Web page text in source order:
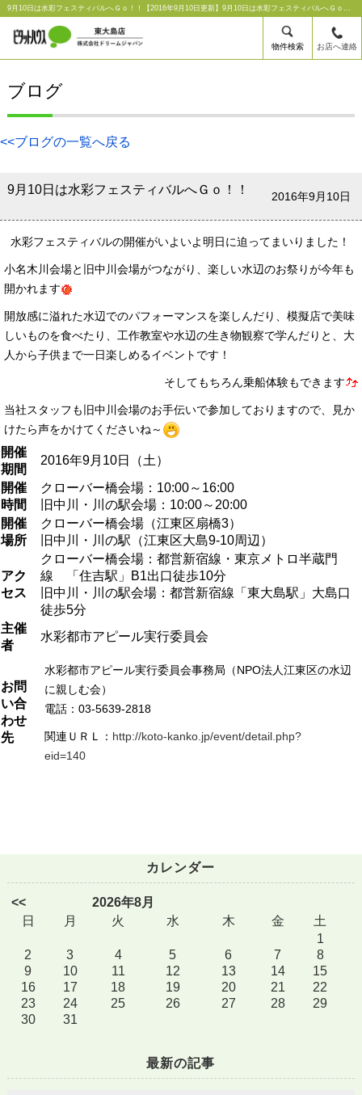
9月10日は水彩フェスティバルへＧｏ！！【2016年9月10日更新】9月10日は水彩フェスティバルへＧｏ！！｜ピタットハウス東大島店【株式会社ドリームジャパン】
物件検索 お店へ連絡
ブログ
<<ブログの一覧へ戻る
9月10日は水彩フェスティバルへＧｏ！！ 2016年9月10日
水彩フェスティバルの開催がいよいよ明日に迫ってまいりました！
小名木川会場と旧中川会場がつながり、楽しい水辺のお祭りが今年も
開かれます
開放感に溢れた水辺でのパフォーマンスを楽しんだり、模擬店で美味
しいものを食べたり、工作教室や水辺の生き物観察で学んだりと、大
人から子供まで一日楽しめるイベントです！
そしてもちろん乗船体験もできます
当社スタッフも旧中川会場のお手伝いで参加しておりますので、見か
けたら声をかけてくださいね～
開催
期間
2016年9月10日（土）
開催
時間
クローバー橋会場：10:00～16:00
旧中川・川の駅会場：10:00～20:00
開催
場所
クローバー橋会場（江東区扇橋3）
旧中川・川の駅（江東区大島9-10周辺）
アク
セス
クローバー橋会場：都営新宿線・東京メトロ半蔵門
線 「住吉駅」B1出口徒歩10分
旧中川・川の駅会場：都営新宿線「東大島駅」大島口
徒歩5分
主催
者
水彩都市アピール実行委員会
お問
い合
わせ
先
水彩都市アピール実行委員会事務局（NPO法人江東区の水辺
に親しむ会）
電話：03-5639-2818
関連ＵＲＬ： http://koto-kanko.jp/event/detail.php?
eid=140
カレンダー
<<
2026年8月
日
月 火 水 木 金
土
1
2
3 4 5 6 7
8
9
10 11 12 13 14
15
16
17 18 19 20 21
22
23
24 25 26 27 28
29
30
31
最新の記事